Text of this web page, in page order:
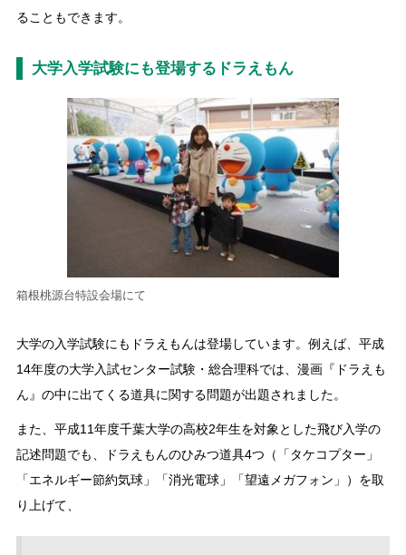
ることもできます。
大学入学試験にも登場するドラえもん
箱根桃源台特設会場にて
大学の入学試験にもドラえもんは登場しています。例えば、平成
14年度の大学入試センター試験・総合理科では、漫画『ドラえも
ん』の中に出てくる道具に関する問題が出題されました。
また、平成11年度千葉大学の高校2年生を対象とした飛び入学の
記述問題でも、ドラえもんのひみつ道具4つ（「タケコプター」
「エネルギー節約気球」「消光電球」「望遠メガフォン」）を取
り上げて、